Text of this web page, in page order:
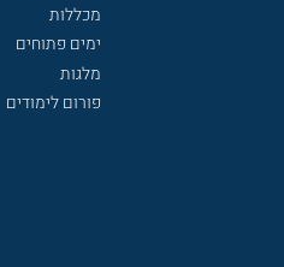
מכללות
ימים פתוחים
מלגות
פורום לימודים